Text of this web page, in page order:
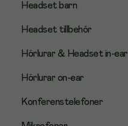
Headset barn
Headset tillbehör
Hörlurar & Headset in-ear
Hörlurar on-ear
Konferenstelefoner